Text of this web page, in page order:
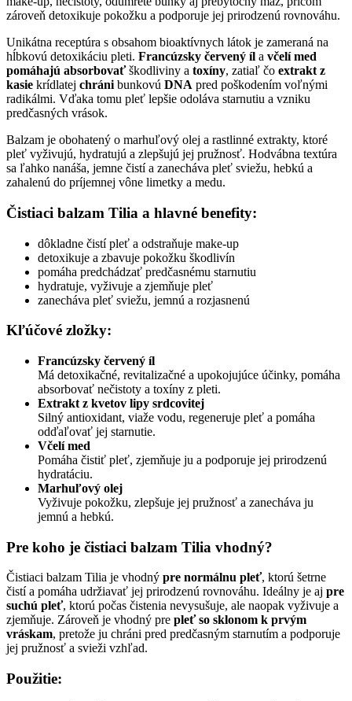
zároveň detoxikuje pokožku a podporuje jej prirodzenú rovnováhu.
Unikátna receptúra s obsahom bioaktívnych látok je zameraná na
hĺbkovú detoxikáciu pleti. Francúzsky červený íl a včelí med
pomáhajú absorbovaťškodliviny a toxíny, zatiaľ čo extrakt z
kasie krídlatej chráni bunkovú DNA pred poškodením voľnými
radikálmi. Vďaka tomu pleť lepšie odoláva starnutiu a vzniku
predčasných vrások.
Balzam je obohatený o marhuľový olej a rastlinné extrakty, ktoré
pleť vyživujú, hydratujú a zlepšujú jej pružnosť. Hodvábna textúra
sa ľahko nanáša, jemne čistí a zanecháva pleť sviežu, hebkú a
zahalenú do príjemnej vône limetky a medu.
Čistiaci balzam Tilia a hlavné benefity:
dôkladne čistí pleť a odstraňuje make-up
detoxikuje a zbavuje pokožku škodlivín
pomáha predchádzať predčasnému starnutiu
hydratuje, vyživuje a zjemňuje pleť
zanecháva pleť sviežu, jemnú a rozjasnenú
Kľúčové zložky:
Francúzsky červený íl
Má detoxikačné, revitalizačné a upokojujúce účinky, pomáha
absorbovať nečistoty a toxíny z pleti.
Extrakt z kvetov lipy srdcovitej
Silný antioxidant, viaže vodu, regeneruje pleť a pomáha
odďaľovať jej starnutie.
Včelí med
Pomáha čistiť pleť, zjemňuje ju a podporuje jej prirodzenú
hydratáciu.
Marhuľový olej
Vyživuje pokožku, zlepšuje jej pružnosť a zanecháva ju
jemnú a hebkú.
Pre koho je čistiaci balzam Tilia vhodný?
Čistiaci balzam Tilia je vhodný pre normálnu pleť, ktorú šetrne
čistí a pomáha udržiavať jej prirodzenú rovnováhu. Ideálny je aj pre
suchú pleť, ktorú počas čistenia nevysušuje, ale naopak vyživuje a
zjemňuje. Zároveň je vhodný pre pleť so sklonom k prvým
vráskam, pretože ju chráni pred predčasným starnutím a podporuje
jej pružnosť a svieži vzhľad.
Použitie: